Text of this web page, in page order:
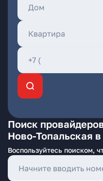
Поиск
Ново-Топальская
Воспользуйтесь поиском,